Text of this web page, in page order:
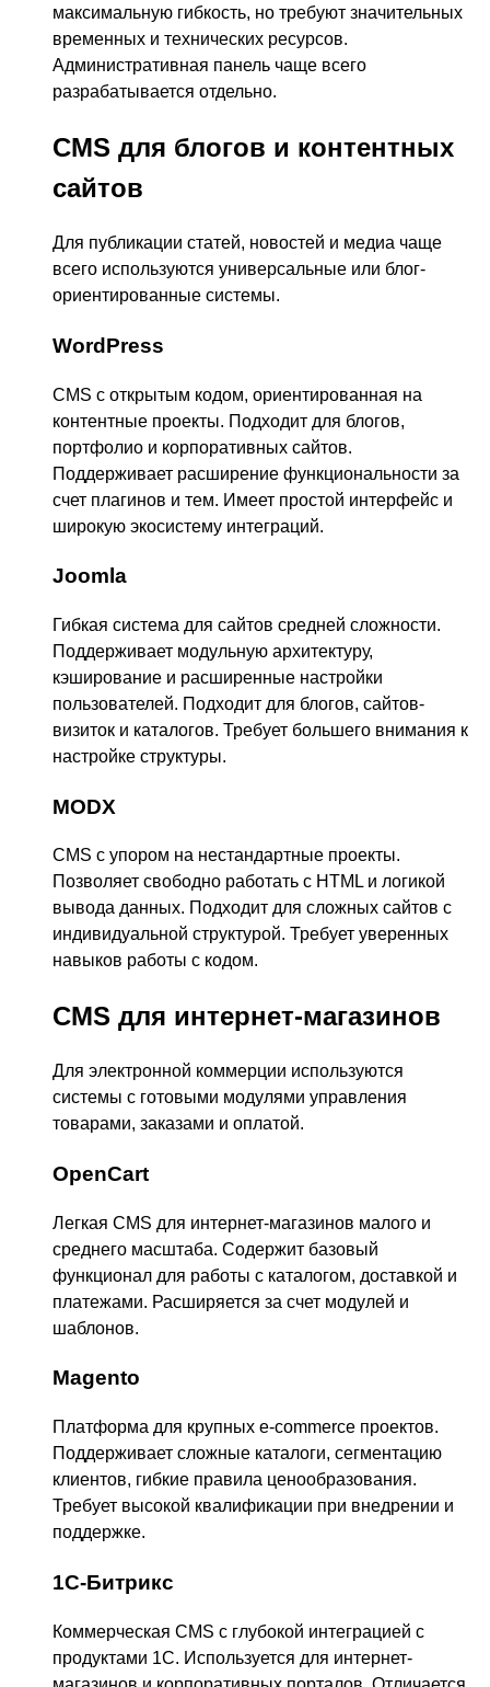
максимальную гибкость, но требуют значительных
временных и технических ресурсов.
Административная панель чаще всего
разрабатывается отдельно.
CMS для блогов и контентных
сайтов
Для публикации статей, новостей и медиа чаще
всего используются универсальные или блог-
ориентированные системы.
WordPress
CMS с открытым кодом, ориентированная на
контентные проекты. Подходит для блогов,
портфолио и корпоративных сайтов.
Поддерживает расширение функциональности за
счет плагинов и тем. Имеет простой интерфейс и
широкую экосистему интеграций.
Joomla
Гибкая система для сайтов средней сложности.
Поддерживает модульную архитектуру,
кэширование и расширенные настройки
пользователей. Подходит для блогов, сайтов-
визиток и каталогов. Требует большего внимания к
настройке структуры.
MODX
CMS с упором на нестандартные проекты.
Позволяет свободно работать с HTML и логикой
вывода данных. Подходит для сложных сайтов с
индивидуальной структурой. Требует уверенных
навыков работы с кодом.
CMS для интернет-магазинов
Для электронной коммерции используются
системы с готовыми модулями управления
товарами, заказами и оплатой.
OpenCart
Легкая CMS для интернет-магазинов малого и
среднего масштаба. Содержит базовый
функционал для работы с каталогом, доставкой и
платежами. Расширяется за счет модулей и
шаблонов.
Magento
Платформа для крупных e-commerce проектов.
Поддерживает сложные каталоги, сегментацию
клиентов, гибкие правила ценообразования.
Требует высокой квалификации при внедрении и
поддержке.
1С-Битрикс
Коммерческая CMS с глубокой интеграцией с
продуктами 1С. Используется для интернет-